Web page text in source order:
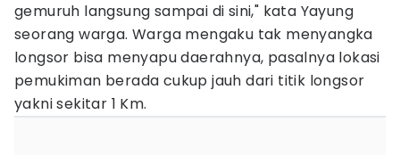
gemuruh langsung sampai di sini," kata Yayung
seorang warga. Warga mengaku tak menyangka
longsor bisa menyapu daerahnya, pasalnya lokasi
pemukiman berada cukup jauh dari titik longsor
yakni sekitar 1 Km.